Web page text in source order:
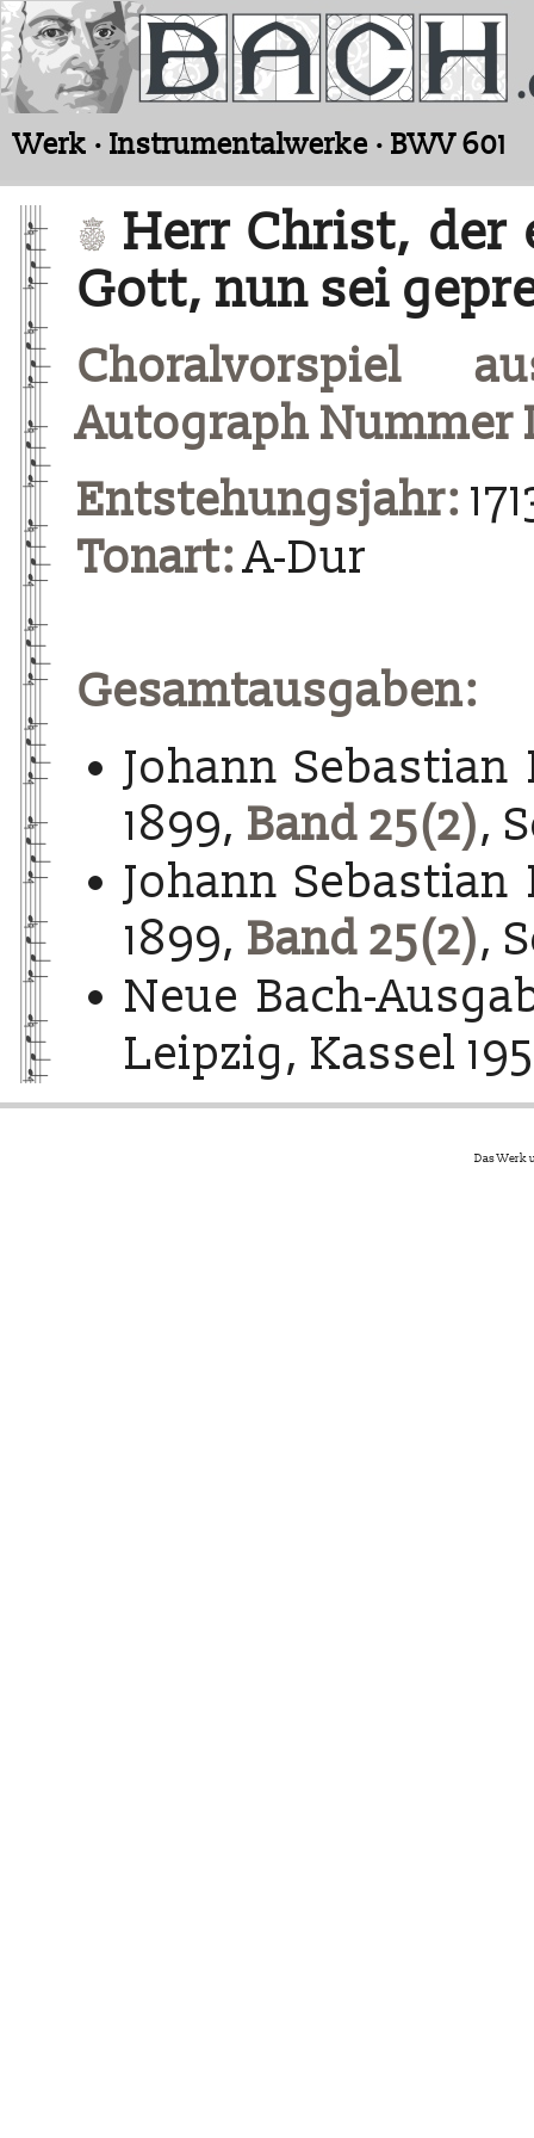
Werk · Instrumentalwerke · BWV 601
Herr Christ, der
Gott, nun sei
Choralvorspiel
Autograph Nummer
Entstehungsjahr:
Tonart:A-Dur
Gesamtausgaben:
Johann Sebastian
1899, Band 25(2),
Johann Sebastian
1899, Band 25(2),
Neue Bach-
Leipzig, Kassel
Das Werk